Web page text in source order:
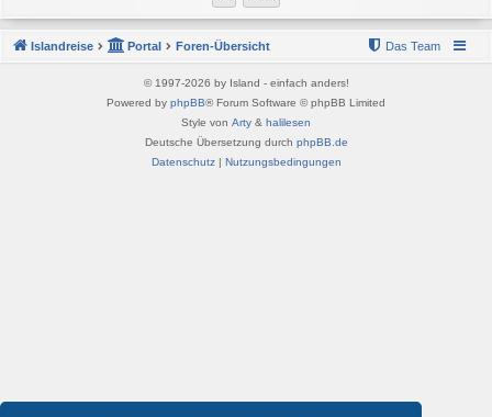
Islandreise Portal Foren-Übersicht Das Team
© 1997-2026 by Island - einfach anders!
Powered by phpBB® Forum Software © phpBB Limited
Style von Arty & halilesen
Deutsche Übersetzung durch phpBB.de
Datenschutz| Nutzungsbedingungen